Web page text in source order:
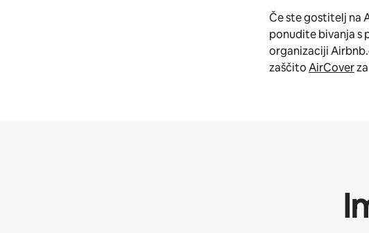
Če ste gostitelj na
ponudite bivanja s
organizaciji
zaščitoAirCoverza